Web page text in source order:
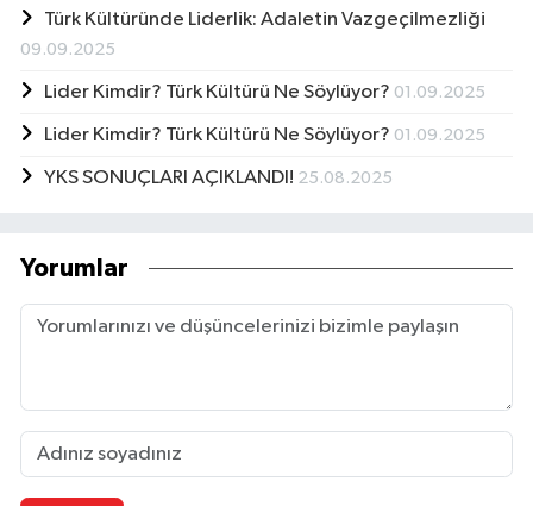
Türk Kültüründe Liderlik: Adaletin Vazgeçilmezliği
09.09.2025
Lider Kimdir? Türk Kültürü Ne Söylüyor? 01.09.2025
Lider Kimdir? Türk Kültürü Ne Söylüyor? 01.09.2025
YKS SONUÇLARI AÇIKLANDI! 25.08.2025
Yorumlar